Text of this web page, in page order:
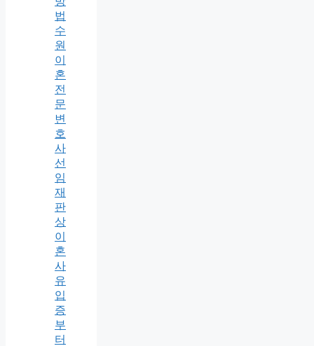
법
수
원
이
혼
전
문
변
호
사
선
임
재
판
상
이
혼
사
유
입
증
부
터